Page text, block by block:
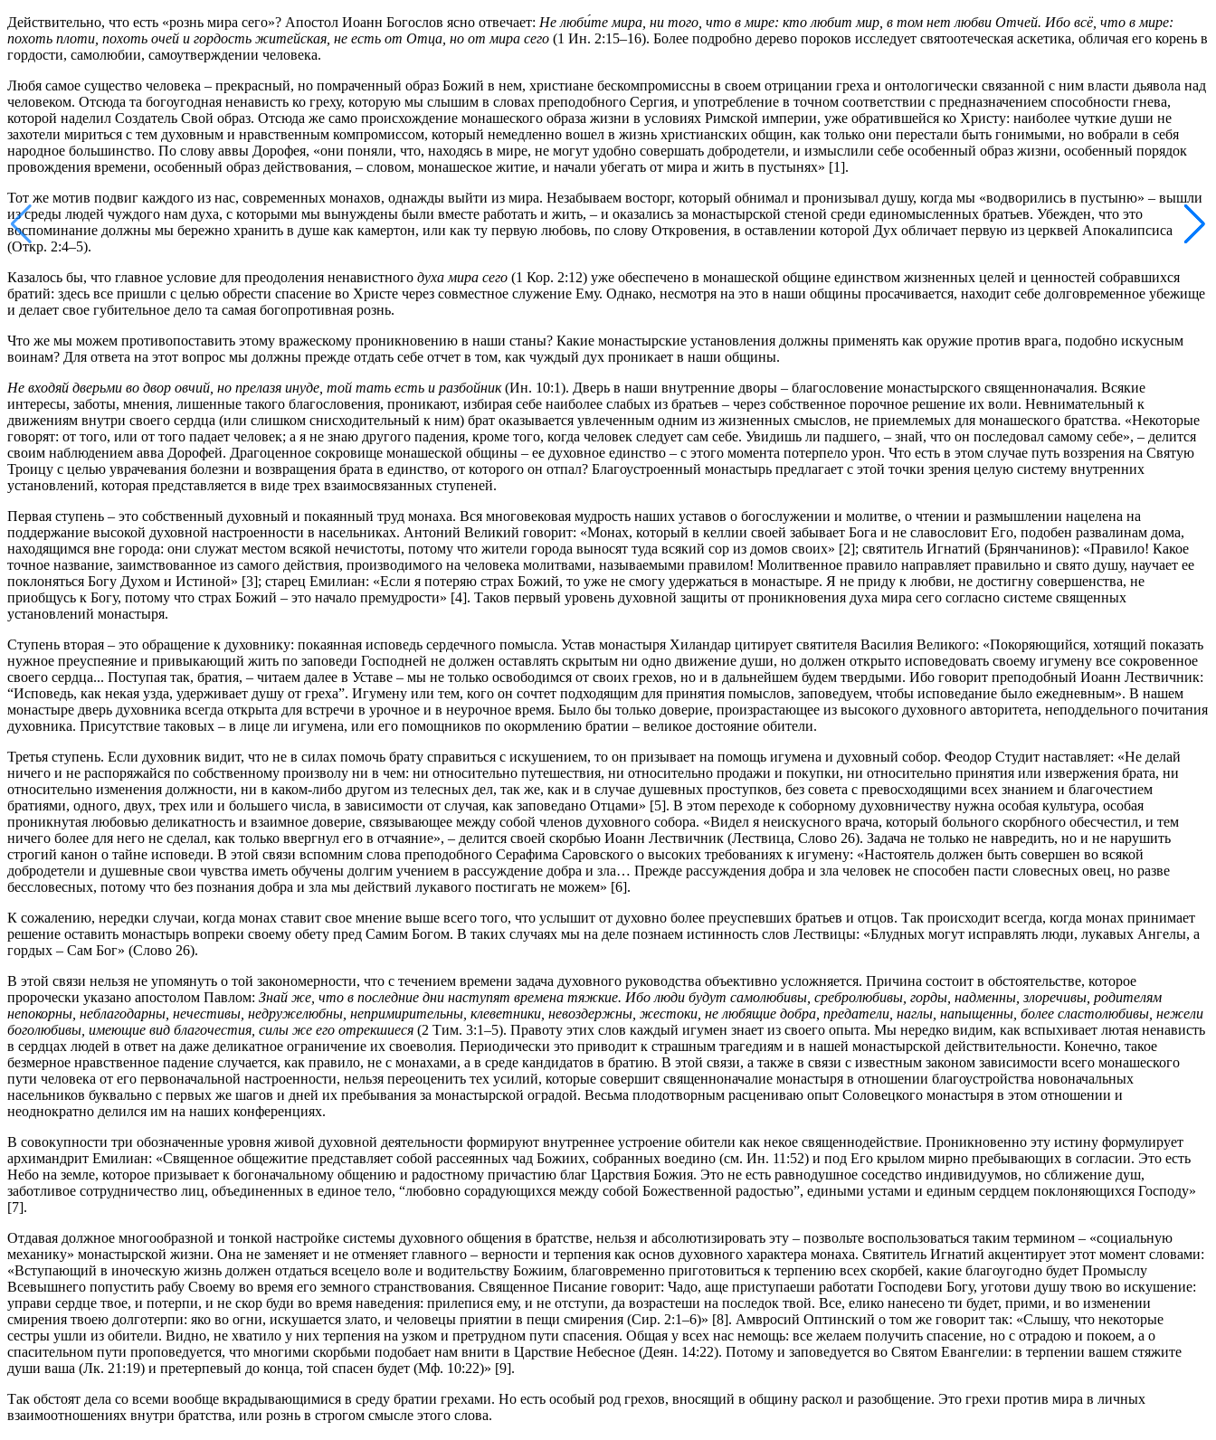
Действительно, что есть «рознь мира сего»? Апостол Иоанн Богослов ясно отвечает: Не люби́те мира, ни того, что в мире: кто любит мир, в том нет любви Отчей. Ибо всё, что в мире:
похоть плоти, похоть очей и гордость житейская, не есть от Отца, но от мира сего (1 Ин. 2:15–16). Более подробно дерево пороков исследует святоотеческая аскетика, обличая его корень в
гордости, самолюбии, самоутверждении человека.
Любя самое существо человека – прекрасный, но помраченный образ Божий в нем, христиане бескомпромиссны в своем отрицании греха и онтологически связанной с ним власти дьявола над
человеком. Отсюда та богоугодная ненависть ко греху, которую мы слышим в словах преподобного Сергия, и употребление в точном соответствии с предназначением способности гнева,
которой наделил Создатель Свой образ. Отсюда же само происхождение монашеского образа жизни в условиях Римской империи, уже обратившейся ко Христу: наиболее чуткие души не
захотели мириться с тем духовным и нравственным компромиссом, который немедленно вошел в жизнь христианских общин, как только они перестали быть гонимыми, но вобрали в себя
народное большинство. По слову аввы Дорофея, «они поняли, что, находясь в мире, не могут удобно совершать добродетели, и измыслили себе особенный образ жизни, особенный порядок
провождения времени, особенный образ действования, – словом, монашеское житие, и начали убегать от мира и жить в пустынях» [1].
Тот же мотив подвиг каждого из нас, современных монахов, однажды выйти из мира. Незабываем восторг, который обнимал и пронизывал душу, когда мы «водворились в пустыню» – вышли
из среды людей чуждого нам духа, с которыми мы вынуждены были вместе работать и жить, – и оказались за монастырской стеной среди единомысленных братьев. Убежден, что это
воспоминание должны мы бережно хранить в душе как камертон, или как ту первую любовь, по слову Откровения, в оставлении которой Дух обличает первую из церквей Апокалипсиса
(Откр. 2:4–5).
Казалось бы, что главное условие для преодоления ненавистного духа мира сего (1 Кор. 2:12) уже обеспечено в монашеской общине единством жизненных целей и ценностей собравшихся
братий: здесь все пришли с целью обрести спасение во Христе через совместное служение Ему. Однако, несмотря на это в наши общины просачивается, находит себе долговременное убежище
и делает свое губительное дело та самая богопротивная рознь.
Что же мы можем противопоставить этому вражескому проникновению в наши станы? Какие монастырские установления должны применять как оружие против врага, подобно искусным
воинам? Для ответа на этот вопрос мы должны прежде отдать себе отчет в том, как чуждый дух проникает в наши общины.
Не входяй дверьми во двор овчий, но прелазя инуде, той тать есть и разбойник(Ин. 10:1). Дверь в наши внутренние дворы – благословение монастырского священноначалия. Всякие
интересы, заботы, мнения, лишенные такого благословения, проникают, избирая себе наиболее слабых из братьев – через собственное порочное решение их воли. Невнимательный к
движениям внутри своего сердца (или слишком снисходительный к ним) брат оказывается увлеченным одним из жизненных смыслов, не приемлемых для монашеского братства. «Некоторые
говорят: от того, или от того падает человек; а я не знаю другого падения, кроме того, когда человек следует сам себе. Увидишь ли падшего, – знай, что он последовал самому себе», – делится
своим наблюдением авва Дорофей. Драгоценное сокровище монашеской общины – ее духовное единство – с этого момента потерпело урон. Что есть в этом случае путь воззрения на Святую
Троицу с целью уврачевания болезни и возвращения брата в единство, от которого он отпал? Благоустроенный монастырь предлагает с этой точки зрения целую систему внутренних
установлений, которая представляется в виде трех взаимосвязанных ступеней.
Первая ступень – это собственный духовный и покаянный труд монаха. Вся многовековая мудрость наших уставов о богослужении и молитве, о чтении и размышлении нацелена на
поддержание высокой духовной настроенности в насельниках. Антоний Великий говорит: «Монах, который в келлии своей забывает Бога и не славословит Его, подобен развалинам дома,
находящимся вне города: они служат местом всякой нечистоты, потому что жители города выносят туда всякий сор из домов своих» [2]; святитель Игнатий (Брянчанинов): «Правило! Какое
точное название, заимствованное из самого действия, производимого на человека молитвами, называемыми правилом! Молитвенное правило направляет правильно и свято душу, научает ее
поклоняться Богу Духом и Истиной» [3]; старец Емилиан: «Если я потеряю страх Божий, то уже не смогу удержаться в монастыре. Я не приду к любви, не достигну совершенства, не
приобщусь к Богу, потому что страх Божий – это начало премудрости» [4]. Таков первый уровень духовной защиты от проникновения духа мира сего согласно системе священных
установлений монастыря.
Ступень вторая – это обращение к духовнику: покаянная исповедь сердечного помысла. Устав монастыря Хиландар цитирует святителя Василия Великого: «Покоряющийся, хотящий показать
нужное преуспеяние и привыкающий жить по заповеди Господней не должен оставлять скрытым ни одно движение души, но должен открыто исповедовать своему игумену все сокровенное
своего сердца... Поступая так, братия, – читаем далее в Уставе – мы не только освободимся от своих грехов, но и в дальнейшем будем твердыми. Ибо говорит преподобный Иоанн Лествичник:
“Исповедь, как некая узда, удерживает душу от греха”. Игумену или тем, кого он сочтет подходящим для принятия помыслов, заповедуем, чтобы исповедание было ежедневным». В нашем
монастыре дверь духовника всегда открыта для встречи в урочное и в неурочное время. Было бы только доверие, произрастающее из высокого духовного авторитета, неподдельного почитания
духовника. Присутствие таковых – в лице ли игумена, или его помощников по окормлению братии – великое достояние обители.
Третья ступень. Если духовник видит, что не в силах помочь брату справиться с искушением, то он призывает на помощь игумена и духовный собор. Феодор Студит наставляет: «Не делай
ничего и не распоряжайся по собственному произволу ни в чем: ни относительно путешествия, ни относительно продажи и покупки, ни относительно принятия или извержения брата, ни
относительно изменения должности, ни в каком-либо другом из телесных дел, так же, как и в случае душевных проступков, без совета с превосходящими всех знанием и благочестием
братиями, одного, двух, трех или и большего числа, в зависимости от случая, как заповедано Отцами» [5]. В этом переходе к соборному духовничеству нужна особая культура, особая
проникнутая любовью деликатность и взаимное доверие, связывающее между собой членов духовного собора. «Видел я неискусного врача, который больного скорбного обесчестил, и тем
ничего более для него не сделал, как только ввергнул его в отчаяние», – делится своей скорбью Иоанн Лествичник (Лествица, Слово 26). Задача не только не навредить, но и не нарушить
строгий канон о тайне исповеди. В этой связи вспомним слова преподобного Серафима Саровского о высоких требованиях к игумену: «Настоятель должен быть совершен во всякой
добродетели и душевные свои чувства иметь обучены долгим учением в рассуждение добра и зла… Прежде рассуждения добра и зла человек не способен пасти словесных овец, но разве
бессловесных, потому что без познания добра и зла мы действий лукавого постигать не можем» [6].
К сожалению, нередки случаи, когда монах ставит свое мнение выше всего того, что услышит от духовно более преуспевших братьев и отцов. Так происходит всегда, когда монах принимает
решение оставить монастырь вопреки своему обету пред Самим Богом. В таких случаях мы на деле познаем истинность слов Лествицы: «Блудных могут исправлять люди, лукавых Ангелы, а
гордых – Сам Бог» (Слово 26).
В этой связи нельзя не упомянуть о той закономерности, что с течением времени задача духовного руководства объективно усложняется. Причина состоит в обстоятельстве, которое
пророчески указано апостолом Павлом: Знай же, что в последние дни наступят времена тяжкие. Ибо люди будут самолюбивы, сребролюбивы, горды, надменны, злоречивы, родителям
непокорны, неблагодарны, нечестивы, недружелюбны, непримирительны, клеветники, невоздержны, жестоки, не любящие добра, предатели, наглы, напыщенны, более сластолюбивы, нежели
боголюбивы, имеющие вид благочестия, силы же его отрекшиеся (2 Тим. 3:1–5). Правоту этих слов каждый игумен знает из своего опыта. Мы нередко видим, как вспыхивает лютая ненависть
в сердцах людей в ответ на даже деликатное ограничение их своеволия. Периодически это приводит к страшным трагедиям и в нашей монастырской действительности. Конечно, такое
безмерное нравственное падение случается, как правило, не с монахами, а в среде кандидатов в братию. В этой связи, а также в связи с известным законом зависимости всего монашеского
пути человека от его первоначальной настроенности, нельзя переоценить тех усилий, которые совершит священноначалие монастыря в отношении благоустройства новоначальных
насельников буквально с первых же шагов и дней их пребывания за монастырской оградой. Весьма плодотворным расцениваю опыт Соловецкого монастыря в этом отношении и
неоднократно делился им на наших конференциях.
В совокупности три обозначенные уровня живой духовной деятельности формируют внутреннее устроение обители как некое священнодействие. Проникновенно эту истину формулирует
архимандрит Емилиан: «Священное общежитие представляет собой рассеянных чад Божиих, собранных воедино (см. Ин. 11:52) и под Его крылом мирно пребывающих в согласии. Это есть
Небо на земле, которое призывает к богоначальному общению и радостному причастию благ Царствия Божия. Это не есть равнодушное соседство индивидуумов, но сближение душ,
заботливое сотрудничество лиц, объединенных в единое тело, “любовно сорадующихся между собой Божественной радостью”, едиными устами и единым сердцем поклоняющихся Господу»
[7].
Отдавая должное многообразной и тонкой настройке системы духовного общения в братстве, нельзя и абсолютизировать эту – позвольте воспользоваться таким термином – «социальную
механику» монастырской жизни. Она не заменяет и не отменяет главного – верности и терпения как основ духовного характера монаха. Святитель Игнатий акцентирует этот момент словами:
«Вступающий в иноческую жизнь должен отдаться всецело воле и водительству Божиим, благовременно приготовиться к терпению всех скорбей, какие благоугодно будет Промыслу
Всевышнего попустить рабу Своему во время его земного странствования. Священное Писание говорит: Чадо, аще приступаеши работати Господеви Богу, уготови душу твою во искушение:
управи сердце твое, и потерпи, и не скор буди во время наведения: прилепися ему, и не отступи, да возрастеши на последок твой. Все, елико нанесено ти будет, прими, и во изменении
смирения твоею долготерпи: яко во огни, искушается злато, и человецы приятии в пещи смирения (Сир. 2:1–6)» [8]. Амвросий Оптинский о том же говорит так: «Слышу, что некоторые
сестры ушли из обители. Видно, не хватило у них терпения на узком и претрудном пути спасения. Общая у всех нас немощь: все желаем получить спасение, но с отрадою и покоем, а о
спасительном пути проповедуется, что многими скорбьми подобает нам внити в Царствие Небесное (Деян. 14:22). Потому и заповедуется во Святом Евангелии: в терпении вашем стяжите
души ваша (Лк. 21:19) и претерпевый до конца, той спасен будет (Мф. 10:22)» [9].
Так обстоят дела со всеми вообще вкрадывающимися в среду братии грехами. Но есть особый род грехов, вносящий в общину раскол и разобщение. Это грехи против мира в личных
взаимоотношениях внутри братства, или рознь в строгом смысле этого слова.